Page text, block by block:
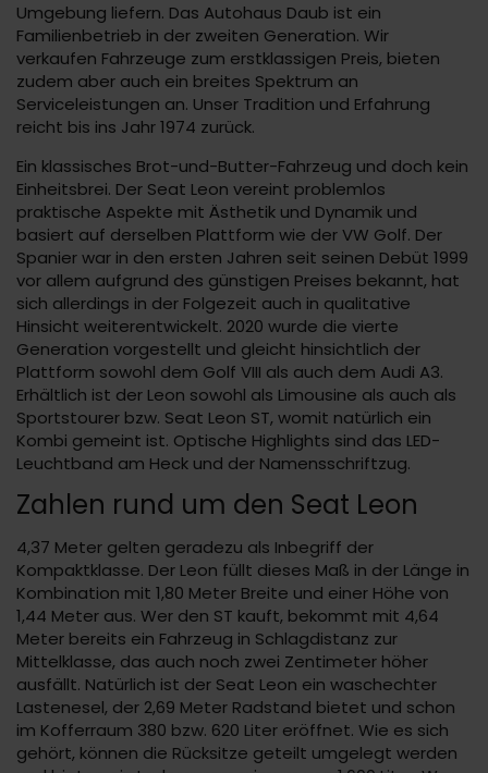
Umgebung liefern. Das Autohaus Daub ist ein
Familienbetrieb in der zweiten Generation. Wir
verkaufen Fahrzeuge zum erstklassigen Preis, bieten
zudem aber auch ein breites Spektrum an
Serviceleistungen an. Unser Tradition und Erfahrung
reicht bis ins Jahr 1974 zurück.
Ein klassisches Brot-und-Butter-Fahrzeug und doch kein
Einheitsbrei. Der Seat Leon vereint problemlos
praktische Aspekte mit Ästhetik und Dynamik und
basiert auf derselben Plattform wie der VW Golf. Der
Spanier war in den ersten Jahren seit seinen Debüt 1999
vor allem aufgrund des günstigen Preises bekannt, hat
sich allerdings in der Folgezeit auch in qualitative
Hinsicht weiterentwickelt. 2020 wurde die vierte
Generation vorgestellt und gleicht hinsichtlich der
Plattform sowohl dem Golf VIII als auch dem Audi A3.
Erhältlich ist der Leon sowohl als Limousine als auch als
Sportstourer bzw. Seat Leon ST, womit natürlich ein
Kombi gemeint ist. Optische Highlights sind das LED-
Leuchtband am Heck und der Namensschriftzug.
Zahlen rund um den Seat Leon
4,37 Meter gelten geradezu als Inbegriff der
Kompaktklasse. Der Leon füllt dieses Maß in der Länge in
Kombination mit 1,80 Meter Breite und einer Höhe von
1,44 Meter aus. Wer den ST kauft, bekommt mit 4,64
Meter bereits ein Fahrzeug in Schlagdistanz zur
Mittelklasse, das auch noch zwei Zentimeter höher
ausfällt. Natürlich ist der Seat Leon ein waschechter
Lastenesel, der 2,69 Meter Radstand bietet und schon
im Kofferraum 380 bzw. 620 Liter eröffnet. Wie es sich
gehört, können die Rücksitze geteilt umgelegt werden